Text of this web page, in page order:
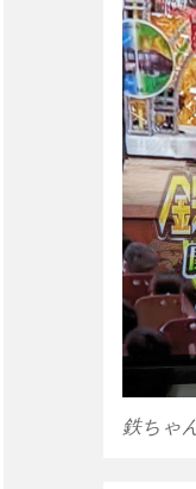
鉄ちゃ